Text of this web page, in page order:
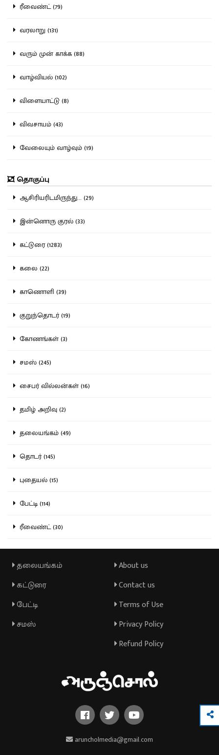
ரீவைண்ட் (79)
வரலாறு (131)
வரும் முன் காக்க (88)
வாழ்வியல் (102)
விளையாட்டு (8)
விவசாயம் (43)
வேலையும் வாழ்வும் (19)
தொகுப்பு
ஆசிரியரிடமிருந்து... (29)
இன்னொரு குரல் (33)
கட்டுரை (1283)
கலை (22)
காணொளி (39)
குறுந்தொடர் (19)
கோணங்கள் (3)
சமஸ் (245)
சைபர் வில்லன்கள் (16)
தமிழ் அறிவு (2)
தலையங்கம் (49)
தொடர் (145)
புதையல் (15)
பேட்டி (114)
ரீவைண்ட் (30)
தலையங்கம்
கட்டுரை
பேட்டி
சமஸ்
About us
Contact us
Terms of Use
Privacy Policy
Refund Policy
aruncholmedia@gmail.com